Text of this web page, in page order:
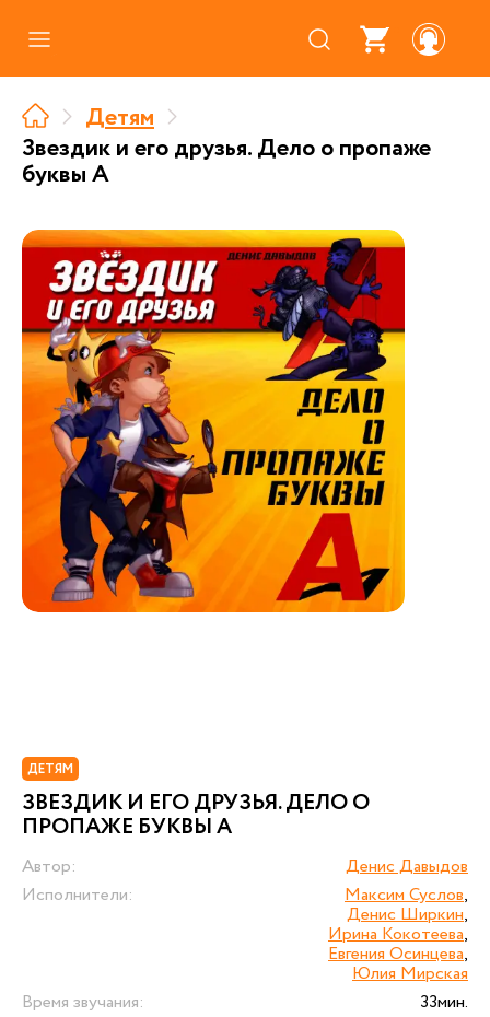
Где купить
Про аудиокниги
О нас
Партнерам
Детям
Звездик и его друзья. Дело о пропаже
буквы А
ДЕТЯМ
ЗВЕЗДИК И ЕГО ДРУЗЬЯ. ДЕЛО О
ПРОПАЖЕ БУКВЫ А
Автор:
Денис Давыдов
Исполнители:
Максим Суслов,
Денис Ширкин,
Ирина Кокотеева,
Евгения Осинцева,
Юлия Мирская
Время звучания:
33мин.